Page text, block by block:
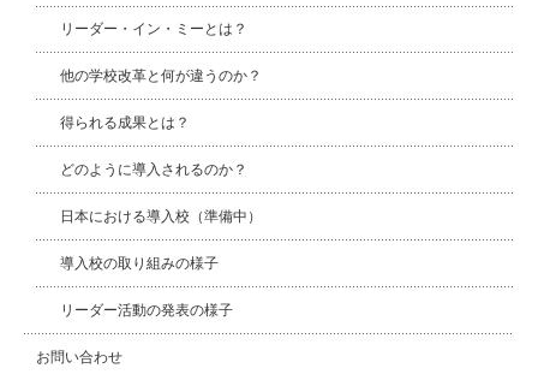
リーダー・イン・ミーとは？
他の学校改革と何が違うのか？
得られる成果とは？
どのように導入されるのか？
日本における導入校（準備中）
導入校の取り組みの様子
リーダー活動の発表の様子
お問い合わせ